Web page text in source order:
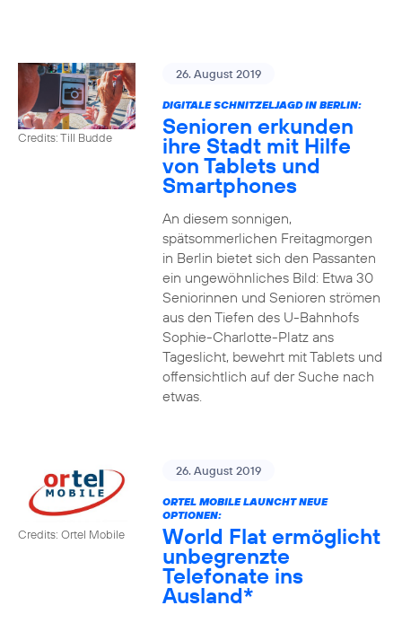
Credits: Till Budde
26. August 2019
DIGITALE SCHNITZELJAGD IN BERLIN:
Senioren erkunden
ihre Stadt mit Hilfe
von Tablets und
Smartphones
An diesem sonnigen,
spätsommerlichen Freitagmorgen
in Berlin bietet sich den Passanten
ein ungewöhnliches Bild: Etwa 30
Seniorinnen und Senioren strömen
aus den Tiefen des U-Bahnhofs
Sophie-Charlotte-Platz ans
Tageslicht, bewehrt mit Tablets und
offensichtlich auf der Suche nach
etwas.
Credits: Ortel Mobile
26. August 2019
ORTEL MOBILE LAUNCHT NEUE
OPTIONEN:
World Flat ermöglicht
unbegrenzte
Telefonate ins
Ausland*